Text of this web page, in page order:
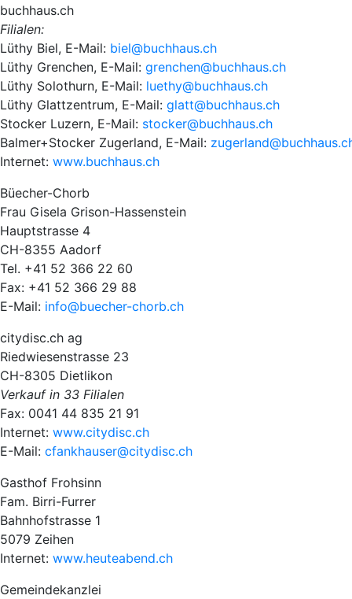
buchhaus.ch
Filialen:
Lüthy Biel, E-Mail: biel@buchhaus.ch
Lüthy Grenchen, E-Mail: grenchen@buchhaus.ch
Lüthy Solothurn, E-Mail: luethy@buchhaus.ch
Lüthy Glattzentrum, E-Mail: glatt@buchhaus.ch
Stocker Luzern, E-Mail: stocker@buchhaus.ch
Balmer+Stocker Zugerland, E-Mail:
Internet: www.buchhaus.ch
Büecher-Chorb
Frau Gisela Grison-Hassenstein
Hauptstrasse 4
CH-8355 Aadorf
Tel. +41 52 366 22 60
Fax: +41 52 366 29 88
E-Mail: info@buecher-chorb.ch
citydisc.ch ag
Riedwiesenstrasse 23
CH-8305 Dietlikon
Verkauf in 33 Filialen
Fax: 0041 44 835 21 91
Internet: www.citydisc.ch
E-Mail: cfankhauser@citydisc.ch
Gasthof Frohsinn
Fam. Birri-Furrer
Bahnhofstrasse 1
5079 Zeihen
Internet: www.heuteabend.ch
Gemeindekanzlei